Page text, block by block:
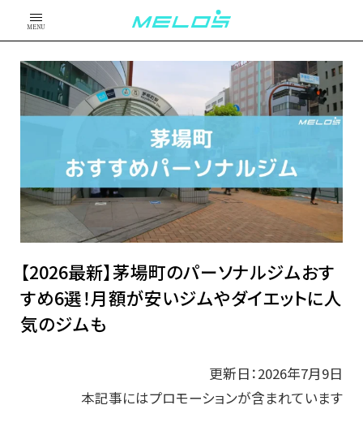
MENU
【2026最新】茅場町のパーソナルジムおす
すめ6選！月額が安いジムやダイエットに人
気のジムも
更新日：2026年7月9日
本記事にはプロモーションが含まれています